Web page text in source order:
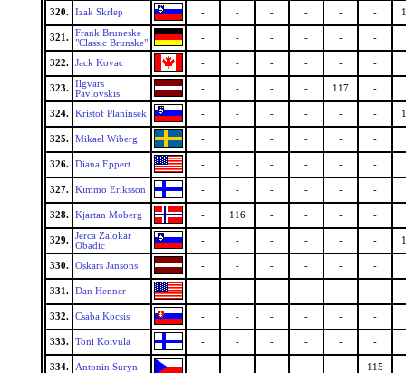
320. Izak Skrlep - - - - - -
321.
Frank Bruneske
"Classic Brunske"
- - - - - -
322. Jack Kovac - - - - - -
323.
Ilgvars
Pavlovskis
- - - - 117 -
324. Kristof Planinsek - - - - - -
325. Mikael Wiberg - - - - - -
326. Diana Eppert - - - - - -
327. Kimmo Eriksson - - - - - -
328. Kjartan Moberg - 116 - - - -
329.
Jerca Zalokar
Obadic
- - - - - -
330. Oskars Jansons - - - - - -
331. Dan Henner - - - - - -
332. Csaba Kocsis - - - - - -
333. Toni Koivula - - - - - -
334. Antonin Suryn - - - - - 115